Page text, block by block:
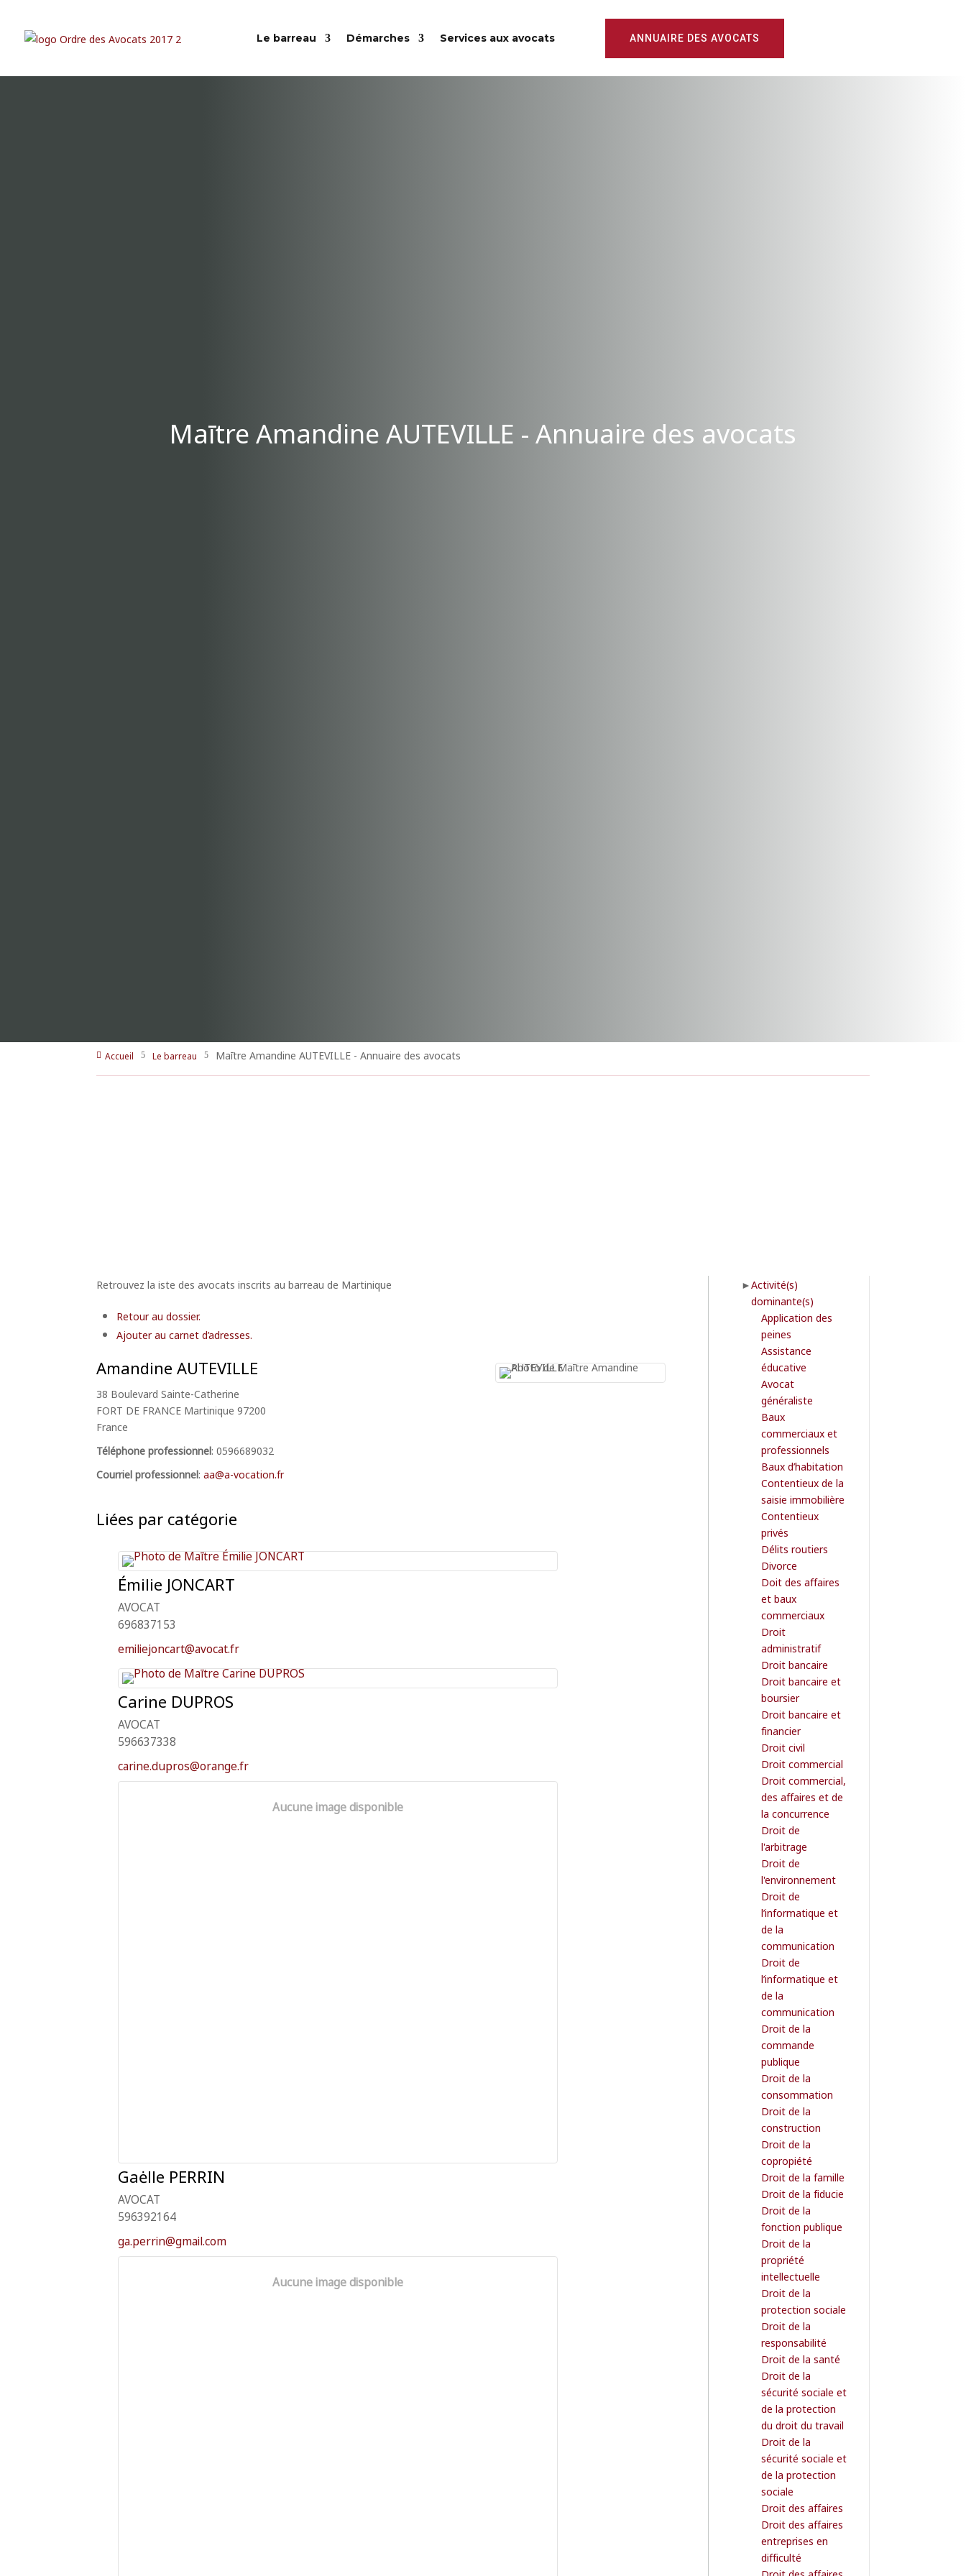
Le barreau Démarches Services aux avocats ANNUAIRE DES AVOCATS
Maītre Amandine AUTEVILLE - Annuaire des avocats
 Accueil 5 Le barreau 5 Maītre Amandine AUTEVILLE - Annuaire des avocats
Retrouvez la iste des avocats inscrits au barreau de Martinique
Retour au dossier.
Ajouter au carnet d’adresses.
AmandineAUTEVILLE
38 Boulevard Sainte-Catherine
FORT DE FRANCE Martinique 97200
France
Téléphone professionnel: 0596689032
Courriel professionnel: aa@a-vocation.fr
Liées par catégorie
Émilie JONCART
AVOCAT
696837153
emiliejoncart@avocat.fr
Carine DUPROS
AVOCAT
596637338
carine.dupros@orange.fr
Aucune image disponible
Gaėlle PERRIN
AVOCAT
596392164
ga.perrin@gmail.com
Aucune image disponible
Activité(s)
dominante(s)
Application des
peines
Assistance
éducative
Avocat
généraliste
Baux
commerciaux et
professionnels
Baux d’habitation
Contentieux de la
saisie immobilière
Contentieux
privés
Délits routiers
Divorce
Doit des affaires
et baux
commerciaux
Droit
administratif
Droit bancaire
Droit bancaire et
boursier
Droit bancaire et
financier
Droit civil
Droit commercial
Droit commercial,
des affaires et de
la concurrence
Droit de
l'arbitrage
Droit de
l'environnement
Droit de
l’informatique et
de la
communication
Droit de
l’informatique et
de la
communication
Droit de la
commande
publique
Droit de la
consommation
Droit de la
construction
Droit de la
copropiété
Droit de la famille
Droit de la fiducie
Droit de la
fonction publique
Droit de la
propriété
intellectuelle
Droit de la
protection sociale
Droit de la
responsabilité
Droit de la santé
Droit de la
sécurité sociale et
de la protection
du droit du travail
Droit de la
sécurité sociale et
de la protection
sociale
Droit des affaires
Droit des affaires
entreprises en
difficulté